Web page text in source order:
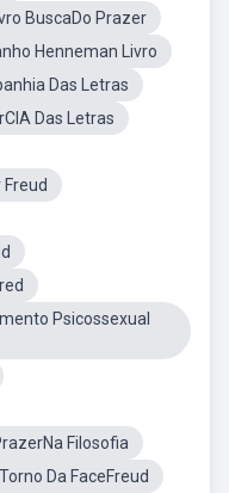
BuscaDo Prazer
Henneman Livro
Das Letras
Das Letras
Psicossexual
Filosofia
Da FaceFreud